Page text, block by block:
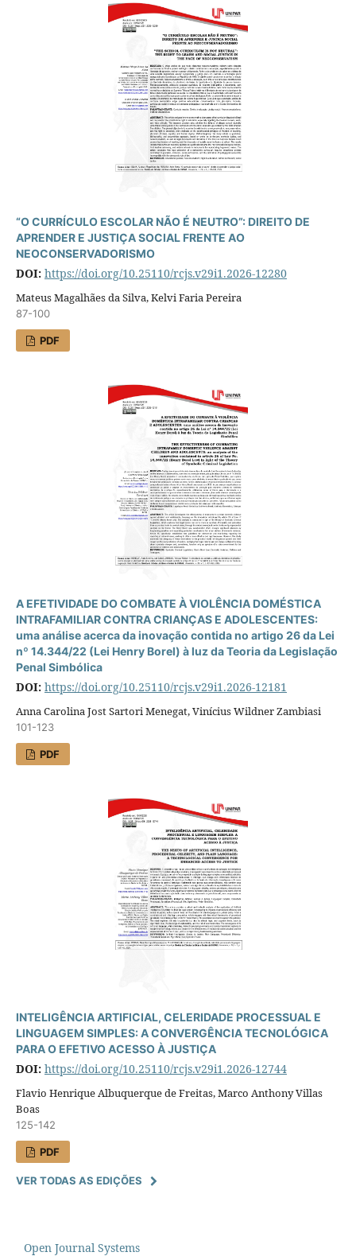
“O CURRÍCULO ESCOLAR NÃO É NEUTRO”: DIREITO DE
APRENDER E JUSTIÇA SOCIAL FRENTE AO
NEOCONSERVADORISMO
DOI: https://doi.org/10.25110/rcjs.v29i1.2026-12280
Mateus Magalhães da Silva, Kelvi Faria Pereira
87-100
PDF
A EFETIVIDADE DO COMBATE À VIOLÊNCIA DOMÉSTICA
INTRAFAMILIAR CONTRA CRIANÇAS E ADOLESCENTES:
uma análise acerca da inovação contida no artigo 26 da Lei
nº 14.344/22 (Lei Henry Borel) à luz da Teoria da Legislação
Penal Simbólica
DOI: https://doi.org/10.25110/rcjs.v29i1.2026-12181
Anna Carolina Jost Sartori Menegat, Vinícius Wildner Zambiasi
101-123
PDF
INTELIGÊNCIA ARTIFICIAL, CELERIDADE PROCESSUAL E
LINGUAGEM SIMPLES: A CONVERGÊNCIA TECNOLÓGICA
PARA O EFETIVO ACESSO À JUSTIÇA
DOI: https://doi.org/10.25110/rcjs.v29i1.2026-12744
Flavio Henrique Albuquerque de Freitas, Marco Anthony Villas
Boas
125-142
PDF
VER TODAS AS EDIÇÕES
Open Journal Systems